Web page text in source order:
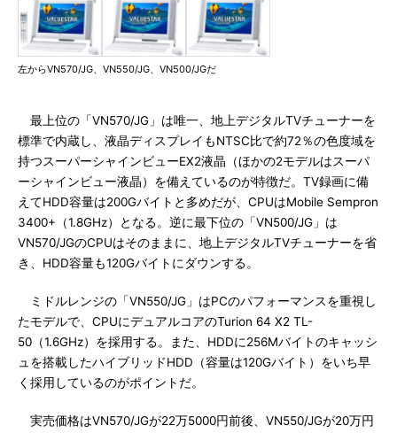
左からVN570/JG、VN550/JG、VN500/JGだ
最上位の「VN570/JG」は唯一、地上デジタルTVチューナーを
標準で内蔵し、液晶ディスプレイもNTSC比で約72％の色度域を
持つスーパーシャインビューEX2液晶（ほかの2モデルはスーパ
ーシャインビュー液晶）を備えているのが特徴だ。TV録画に備
えてHDD容量は200Gバイトと多めだが、CPUはMobile Sempron
3400+（1.8GHz）となる。逆に最下位の「VN500/JG」は
VN570/JGのCPUはそのままに、地上デジタルTVチューナーを省
き、HDD容量も120Gバイトにダウンする。
ミドルレンジの「VN550/JG」はPCのパフォーマンスを重視し
たモデルで、CPUにデュアルコアのTurion 64 X2 TL-
50（1.6GHz）を採用する。また、HDDに256Mバイトのキャッシ
ュを搭載したハイブリッドHDD（容量は120Gバイト）をいち早
く採用しているのがポイントだ。
実売価格はVN570/JGが22万5000円前後、VN550/JGが20万円